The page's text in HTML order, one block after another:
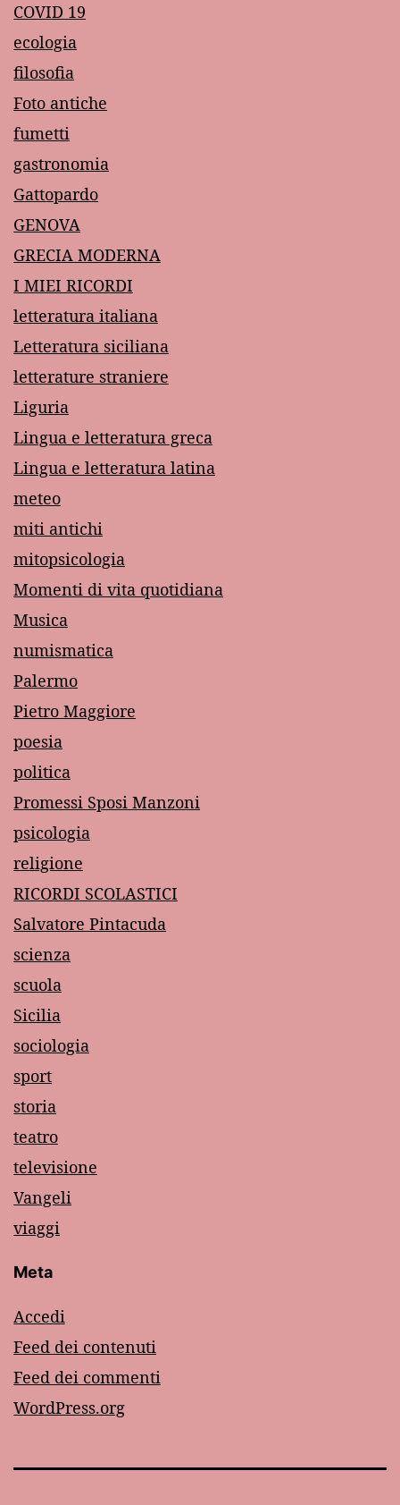
COVID 19
ecologia
filosofia
Foto antiche
fumetti
gastronomia
Gattopardo
GENOVA
GRECIA MODERNA
I MIEI RICORDI
letteratura italiana
Letteratura siciliana
letterature straniere
Liguria
Lingua e letteratura greca
Lingua e letteratura latina
meteo
miti antichi
mitopsicologia
Momenti di vita quotidiana
Musica
numismatica
Palermo
Pietro Maggiore
poesia
politica
Promessi Sposi Manzoni
psicologia
religione
RICORDI SCOLASTICI
Salvatore Pintacuda
scienza
scuola
Sicilia
sociologia
sport
storia
teatro
televisione
Vangeli
viaggi
Meta
Accedi
Feed dei contenuti
Feed dei commenti
WordPress.org